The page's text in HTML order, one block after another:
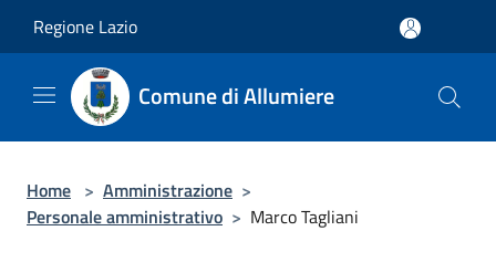
Regione Lazio
Comune di Allumiere
Home > Amministrazione >
Personale amministrativo > Marco Tagliani